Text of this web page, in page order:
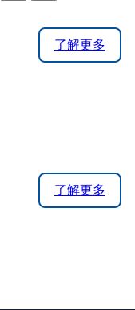
了解更多
了解更多